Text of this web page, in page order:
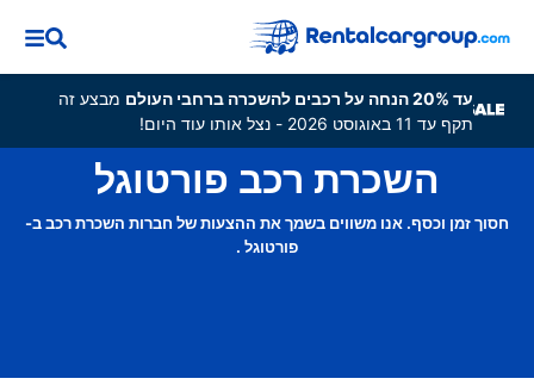
עד 20% הנחה על רכבים להשכרה ברחבי העולם
מבצע זה
תקף עד 11 באוגוסט 2026 - נצל אותו עוד היום!
השכרת רכב פורטוגל
חסוך זמן וכסף. אנו משווים בשמך את ההצעות של חברות השכרת רכב ב-
פורטוגל .